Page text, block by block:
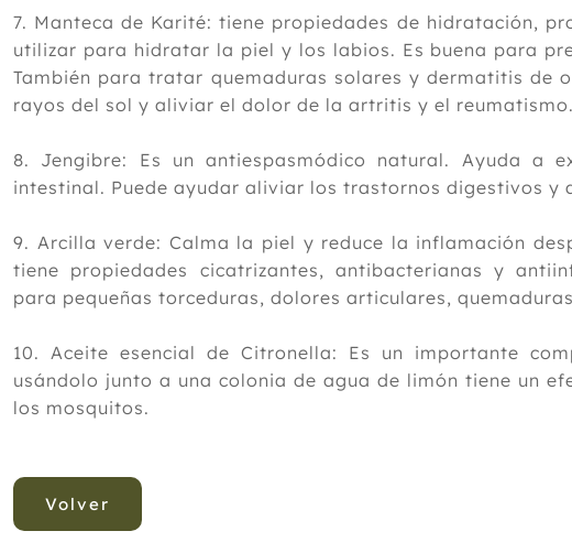
7. Manteca de Karité: tiene propiedades de hidratación,
utilizar para hidratar la piel y los labios. Es buena para
También para tratar quemaduras solares y dermatitis de
rayos del sol y aliviar el dolor de la artritis y el reumatismo.
8. Jengibre: Es un antiespasmódico natural. Ayuda a
intestinal. Puede ayudar aliviar los trastornos digestivos y
9. Arcilla verde: Calma la piel y reduce la inflamación
tiene propiedades cicatrizantes, antibacterianas y
para pequeñas torceduras, dolores articulares,
10. Aceite esencial de Citronella: Es un importante
usándolo junto a una colonia de agua de limón tiene un
los mosquitos.
Volver